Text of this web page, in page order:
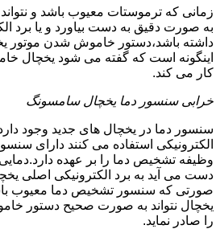
زمانی که ترموستات معیوب باشد و
به صورت دقیق به دست بیاورد و یا برد
داشته باشد،دستور خاموش شدن موتور
اینگونه است که گفته می شود یخچال
کار می کند.
خرابی سنسور دما یخچال سامسونگ
سنسور دما در یخچال های جدید وجود
الکترونیکی استفاده می کنند دارای
وظیفه تشخیص دما را بر عهده
دست می آید به برد الکترونیکی اصلی
صورتی که سنسور تشخیص دما معیوب
یخچال نتواند به صورت صحیح دستور
را صادر نماید.